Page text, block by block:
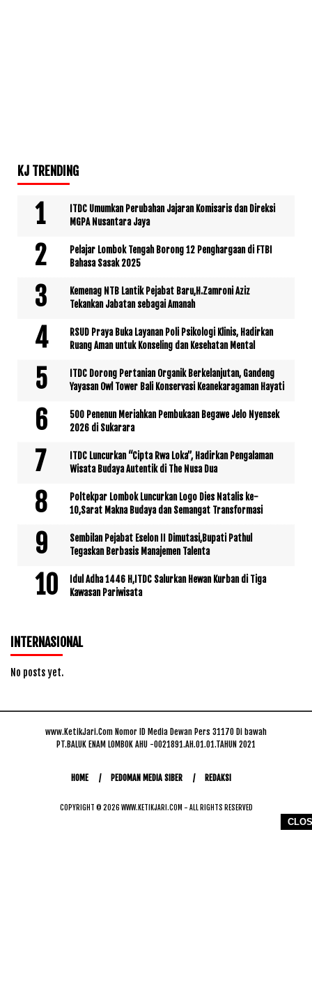
KJ TRENDING
ITDC Umumkan Perubahan Jajaran Komisaris dan Direksi
MGPA Nusantara Jaya
Pelajar Lombok Tengah Borong 12 Penghargaan di FTBI
Bahasa Sasak 2025
Kemenag NTB Lantik Pejabat Baru,H.Zamroni Aziz
Tekankan Jabatan sebagai Amanah
RSUD Praya Buka Layanan Poli Psikologi Klinis, Hadirkan
Ruang Aman untuk Konseling dan Kesehatan Mental
ITDC Dorong Pertanian Organik Berkelanjutan, Gandeng
Yayasan Owl Tower Bali Konservasi Keanekaragaman Hayati
500 Penenun Meriahkan Pembukaan Begawe Jelo Nyensek
2026 di Sukarara
ITDC Luncurkan “Cipta Rwa Loka”, Hadirkan Pengalaman
Wisata Budaya Autentik di The Nusa Dua
Poltekpar Lombok Luncurkan Logo Dies Natalis ke-
10,Sarat Makna Budaya dan Semangat Transformasi
Sembilan Pejabat Eselon II Dimutasi,Bupati Pathul
Tegaskan Berbasis Manajemen Talenta
Idul Adha 1446 H,ITDC Salurkan Hewan Kurban di Tiga
Kawasan Pariwisata
INTERNASIONAL
No posts yet.
www.KetikJari.Com Nomor ID Media Dewan Pers 31170 Di bawah
PT.BALUK ENAM LOMBOK AHU -0021891.AH.01.01.TAHUN 2021
HOME PEDOMAN MEDIA SIBER REDAKSI
COPYRIGHT © 2026 WWW.KETIKJARI.COM - ALL RIGHTS RESERVED